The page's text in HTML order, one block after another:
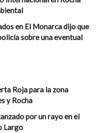
en El Monarca dijo que
sobre una eventual
Roja para la zona
y Rocha
por un rayo en el
Largo